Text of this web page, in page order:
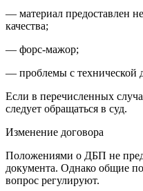
— материал предоставлен
качества;
— форс-мажор;
— проблемы с технической
Если в перечисленных
следует обращаться в суд.
Изменение договора
Положениями о ДБП не
документа. Однако общие
вопрос регулируют.